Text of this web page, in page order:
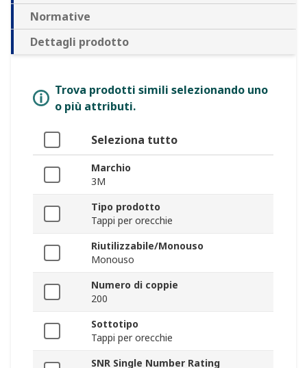
Normative
Dettagli prodotto
Trova prodotti simili selezionando uno
o più attributi.
Seleziona tutto
Marchio
3M
Tipo prodotto
Tappi per orecchie
Riutilizzabile/Monouso
Monouso
Numero di coppie
200
Sottotipo
Tappi per orecchie
SNR Single Number Rating